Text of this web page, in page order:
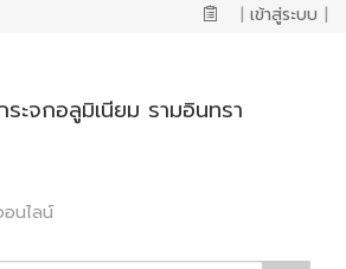
| เข้าสู่ระบบ |
ะจกอลูมิเนียม รามอินทรา
นไลน์